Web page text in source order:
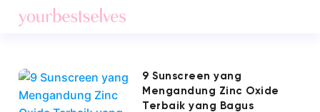
9 Sunscreen yang
Mengandung Zinc Oxide
Terbaik yang Bagus